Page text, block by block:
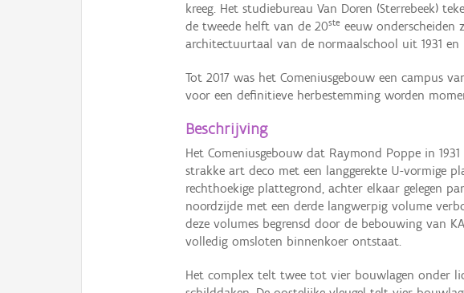
kreeg. Het studiebureau Van Doren (Sterrebeek)
de tweede helft van de 20ste eeuw onderscheiden
architectuurtaal van de normaalschool uit 1931 en
Tot 2017 was het Comeniusgebouw een campus
voor een definitieve herbestemming worden
Beschrijving
Het Comeniusgebouw dat Raymond Poppe in
strakke art deco met een langgerekte U-vormige
rechthoekige plattegrond, achter elkaar gelegen
noordzijde met een derde langwerpig volume
deze volumes begrensd door de bebouwing van
volledig omsloten binnenkoer ontstaat.
Het complex telt twee tot vier bouwlagen onder